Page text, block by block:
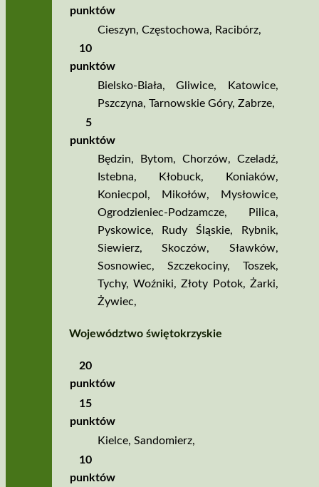
punktów
Cieszyn, Częstochowa, Racibórz,
10
punktów
Bielsko­‑Biała,Gliwice, Katowice,
Pszczyna, Tarnowskie Góry, Zabrze,
5
punktów
Będzin, Bytom, Chorzów, Czeladź,
Istebna, Kłobuck, Koniaków,
Koniecpol , Mikołów, Mysłowice,
Ogrodzieniec­‑Podzamcze, Pilica,
Pyskowice, Rudy Śląskie, Rybnik,
Siewierz,Skoczów, Sławków,
Sosnowiec, Szczekociny, Toszek,
Tychy,Woźniki,Złoty Potok, Żarki,
Żywiec,
Województwo świętokrzyskie
20
punktów
15
punktów
Kielce, Sandomierz,
10
punktów